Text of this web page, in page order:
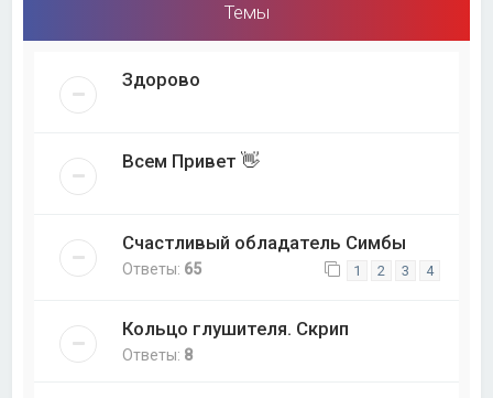
Темы
Здорово
Всем Привет 👋
Счастливый обладатель Симбы
Ответы: 65 1 2 3 4
Кольцо глушителя. Скрип
Ответы: 8